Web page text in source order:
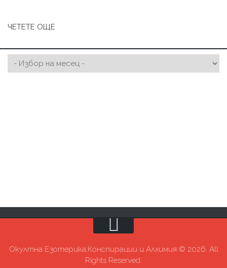
ЧЕТЕТЕ ОЩЕ
Окултна Езотерика,Конспирации и Алхимия © 2026. All
Rights Reserved.